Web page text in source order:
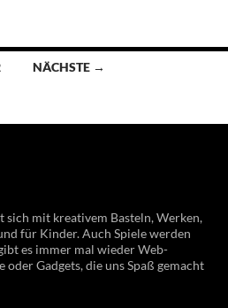
NÄCHSTE →
sich mit kreativem Basteln, Werken,
für Kinder. Auch Spiele werden
es immer mal wieder Web-
oder Gadgets, die uns Spaß gemacht